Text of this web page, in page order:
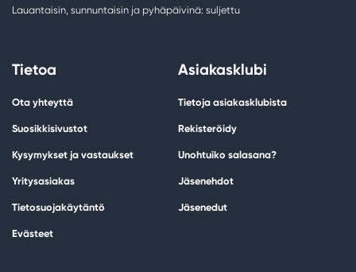
Lauantaisin, sunnuntaisin ja pyhäpäivinä: suljettu
Tietoa
Ota yhteyttä
Suosikkisivustot
Kysymykset ja vastaukset
Yritysasiakas
Tietosuojakäytäntö
Evästeet
Asiakasklubi
Tietoja asiakasklubista
Rekisteröidy
Unohtuiko salasana?
Jäsenehdot
Jäsenedut